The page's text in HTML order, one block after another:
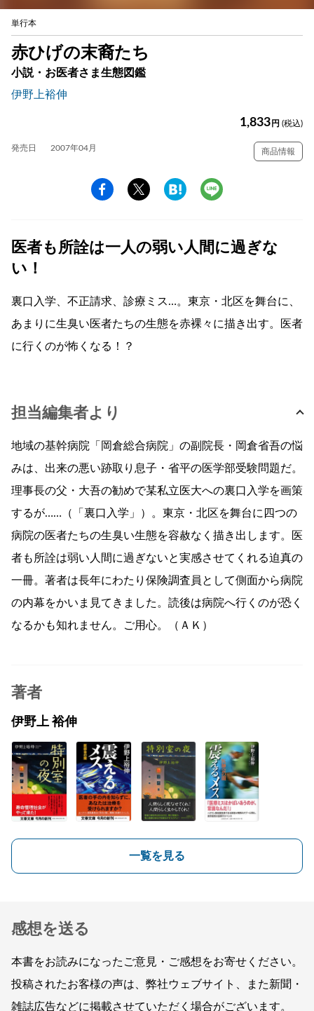
単行本
赤ひげの末裔たち
小説・お医者さま生態図鑑
伊野上裕伸
1,833 円 (税込)
発売日 2007年04月 商品情報
医者も所詮は一人の弱い人間に過ぎな
い！
裏口入学、不正請求、診療ミス…。東京・北区を舞台に、
あまりに生臭い医者たちの生態を赤裸々に描き出す。医者
に行くのが怖くなる！？
担当編集者より
地域の基幹病院「岡倉総合病院」の副院長・岡倉省吾の悩
みは、出来の悪い跡取り息子・省平の医学部受験問題だ。
理事長の父・大吾の勧めで某私立医大への裏口入学を画策
するが……（「裏口入学」）。東京・北区を舞台に四つの
病院の医者たちの生臭い生態を容赦なく描き出します。医
者も所詮は弱い人間に過ぎないと実感させてくれる迫真の
一冊。著者は長年にわたり保険調査員として側面から病院
の内幕をかいま見てきました。読後は病院へ行くのが恐く
なるかも知れません。ご用心。（ＡＫ）
著者
伊野上 裕伸
一覧を見る
感想を送る
本書をお読みになったご意見・ご感想をお寄せください。
投稿されたお客様の声は、弊社ウェブサイト、また新聞・
雑誌広告などに掲載させていただく場合がございます。